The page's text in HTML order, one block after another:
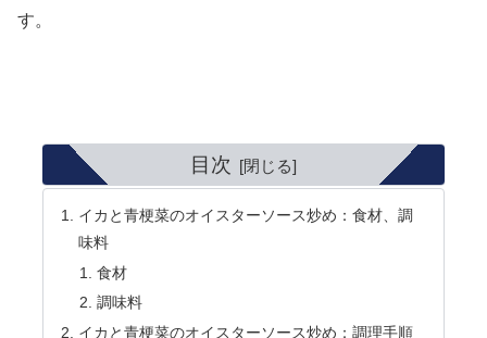
す。
目次
イカと青梗菜のオイスターソース炒め：食材、調
味料
食材
調味料
イカと青梗菜のオイスターソース炒め：調理手順